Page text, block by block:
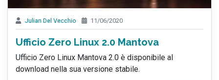
Julian Del Vecchio 11/06/2020
Ufficio Zero Linux 2.0 Mantova
Ufficio Zero Linux Mantova 2.0 è disponibile al
download nella sua versione stabile.